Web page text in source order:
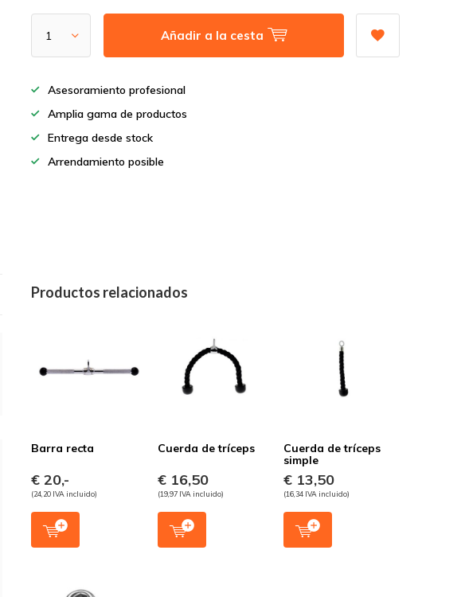
Añadir a la cesta
Asesoramiento profesional
Amplia gama de productos
Entrega desde stock
Arrendamiento posible
Productos relacionados
Barra recta
€ 20,-
(24,20 IVA incluido)
Cuerda de tríceps
€ 16,50
(19,97 IVA incluido)
Cuerda de tríceps
simple
€ 13,50
(16,34 IVA incluido)